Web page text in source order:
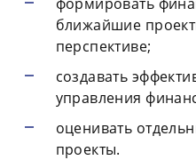
ближайшие
перспективе;
создавать
управления
оценивать
проекты.